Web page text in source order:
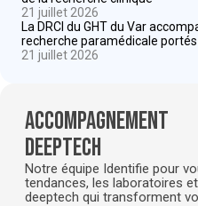
21 juillet 2026
La DRCI du GHT du Var
recherche paramédicale portés
21 juillet 2026
Accompagnement
deeptech
Notre équipe Identifie pour
tendances, les laboratoires
deeptech qui transforment